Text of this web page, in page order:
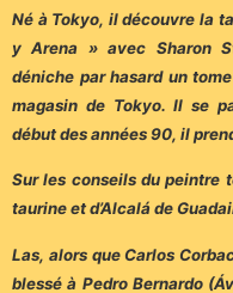
Né à Tokyo, il découvre la
y Arena » avec Sharon
déniche par hasard un
magasin de Tokyo. Il se
début des années 90, il
Sur les conseils du peintre
taurine et d’Alcalá de
Las, alors que Carlos
blessé à Pedro Bernardo